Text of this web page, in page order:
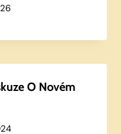
O Novém